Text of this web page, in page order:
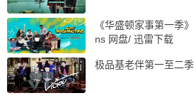
《华盛顿家事第一季
ns 网盘/ 迅雷下载
极品基老伴第一至二